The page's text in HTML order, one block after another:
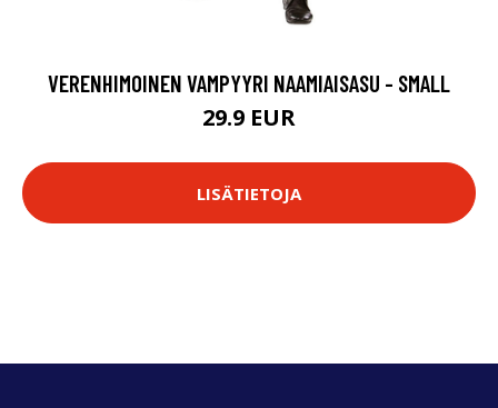
VERENHIMOINEN VAMPYYRI NAAMIAISASU - SMALL
29.9 EUR
LISÄTIETOJA